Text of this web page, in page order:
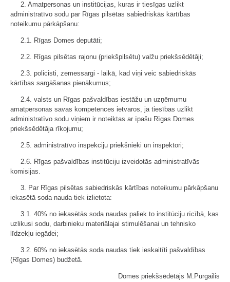
2. Amatpersonas un institūcijas, kuras ir tiesīgas uzlikt
administratīvo sodu par Rīgas pilsētas sabiedriskās kārtības
noteikumu pārkāpšanu:
2.1. Rīgas Domes deputāti;
2.2. Rīgas pilsētas rajonu (priekšpilsētu) valžu priekšsēdētāji;
2.3. policisti, zemessargi - laikā, kad viņi veic sabiedriskās
kārtības sargāšanas pienākumus;
2.4. valsts un Rīgas pašvaldības iestāžu un uzņēmumu
amatpersonas savas kompetences ietvaros, ja tiesības uzlikt
administratīvo sodu viņiem ir noteiktas ar īpašu Rīgas Domes
priekšsēdētāja rīkojumu;
2.5. administratīvo inspekciju priekšnieki un inspektori;
2.6. Rīgas pašvaldības institūciju izveidotās administratīvās
komisijas.
3. Par Rīgas pilsētas sabiedriskās kārtības noteikumu pārkāpšanu
iekasētā soda nauda tiek izlietota:
3.1. 40% no iekasētās soda naudas paliek to institūciju rīcībā, kas
uzlikusi sodu, darbinieku materiālajai stimulēšanai un tehnisko
līdzekļu iegādei;
3.2. 60% no iekasētās soda naudas tiek ieskaitīti pašvaldības
(Rīgas Domes) budžetā.
Domes priekšsēdētājs M.Purgailis